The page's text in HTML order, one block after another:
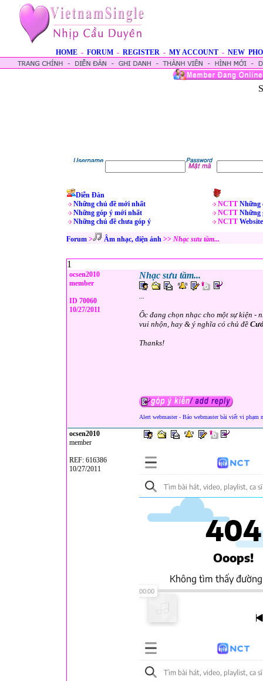
HOME - FORUM - REGISTER - MY ACCOUNT - NEW
Diễn Đàn
Những chủ đề mới nhất
Những góp ý mới nhất
Những chủ đề chưa góp ý
NCTT Những
NCTT Những
NCTT Website
Forum > Âm nhạc, điện ảnh >> Nhạc sưu tầm...
1
ocsen2010
member
ID 70060
10/27/2011
Nhạc sưu tầm...
...
Ốc đang chọn nhạc cho một sự kiện -
vui nhộn, hay & ý nghĩa có chủ đề
Thanks!
Alert webmaster - Báo webmaster bài viết vi phạm
ocsen2010
member
REF: 616386
10/27/2011